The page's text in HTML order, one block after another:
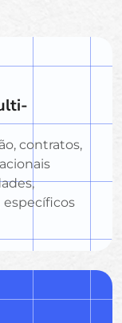
contratos,